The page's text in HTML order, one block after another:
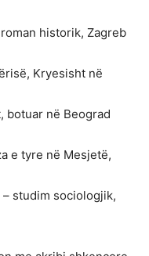
historik, Zagreb
Kryesisht në
botuar në Beograd
e tyre në Mesjetë,
studim sociologjik,